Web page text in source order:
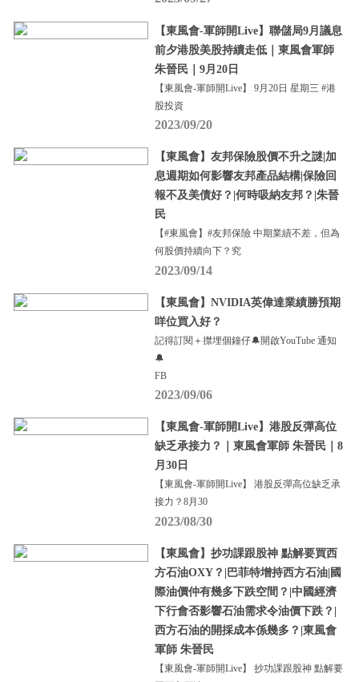
【東風會-軍師開Live】聯儲局9月議息
前夕港股美股持續走低｜東風會軍師
朱晉民｜9月20日
【東風會-軍師開Live】 9月20日 星期三 #港
股投資
2023/09/20
【東風會】友邦保險股價不升之謎|加
息週期如何影響友邦產品結構|保險回
報不及美債好？|何時吸納友邦？|朱晉
民
【#東風會】#友邦保險 中期業績不差，但為
何股價持續向下？究
2023/09/14
【東風會】NVIDIA英偉達業績勝預期
咩位買入好？
記得訂閱＋㩒埋個鐘仔🔔開啟YouTube 通知
🔔
FB
2023/09/06
【東風會-軍師開Live】港股反彈高位
缺乏承接力？｜東風會軍師 朱晉民｜8
月30日
【東風會-軍師開Live】 港股反彈高位缺乏承
接力？8月30
2023/08/30
【東風會】抄功課跟股神 點解要買西
方石油OXY？|巴菲特增持西方石油|國
際油價仲有幾多下跌空間？|中國經濟
下行會否影響石油需求令油價下跌？|
西方石油的開採成本係幾多？|東風會
軍師 朱晉民
【東風會-軍師開Live】 抄功課跟股神 點解要